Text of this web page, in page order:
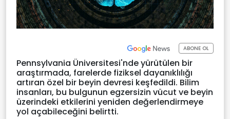
ABONE OL
Pennsylvania Üniversitesi'nde yürütülen bir
araştırmada, farelerde fiziksel dayanıklılığı
artıran özel bir beyin devresi keşfedildi. Bilim
insanları, bu bulgunun egzersizin vücut ve beyin
üzerindeki etkilerini yeniden değerlendirmeye
yol açabileceğini belirtti.